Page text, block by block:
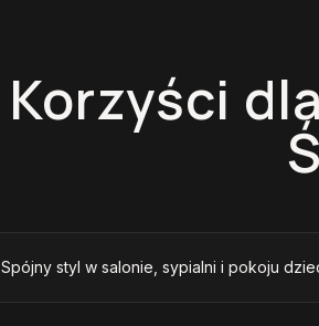
Korzyści
Spójny styl w salonie, sypialni i pokoju